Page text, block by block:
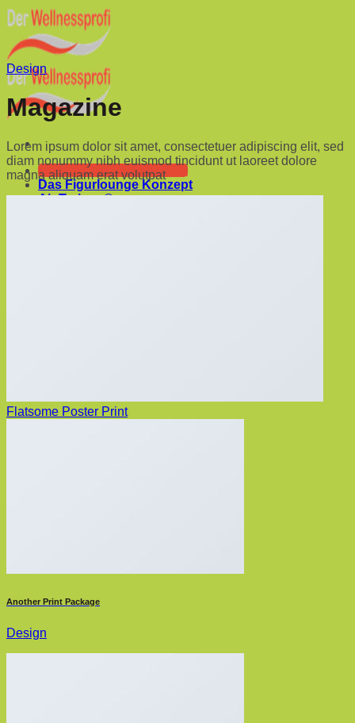
Skip
to
content
Hotline +49 0160 5342593
Das Figurlounge Konzept
Air Trainer ®
Design
Magazine
Lorem ipsum dolor sit amet, consectetuer adipiscing elit, sed
diam nonummy nibh euismod tincidunt ut laoreet dolore
magna aliquam erat volutpat
Flatsome Poster Print
Another Print Package
Design